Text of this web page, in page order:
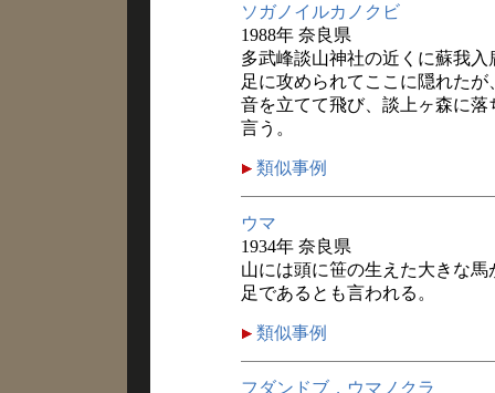
ソガノイルカノクビ
1988年 奈良県
多武峰談山神社の近くに蘇我
足に攻められてここに隠れた
音を立てて飛び、談上ヶ森に
言う。
類似事例
ウマ
1934年 奈良県
山には頭に笹の生えた大きな
足であるとも言われる。
類似事例
フダンドブ，ウマノクラ